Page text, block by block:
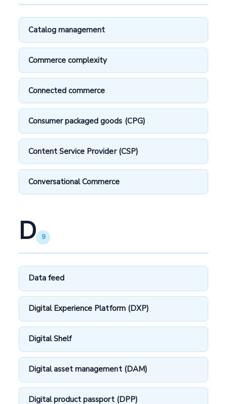
Catalog management
Commerce complexity
Connected commerce
Consumer packaged goods (CPG)
Content Service Provider (CSP)
Conversational Commerce
D 9
Data feed
Digital Experience Platform (DXP)
Digital Shelf
Digital asset management (DAM)
Digital product passport (DPP)